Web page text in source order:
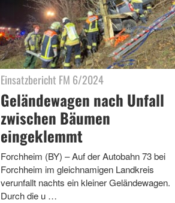
Einsatzbericht FM 6/2024
Geländewagen nach Unfall
zwischen Bäumen
eingeklemmt
Forchheim (BY) – Auf der Autobahn 73 bei
Forchheim im gleichnamigen Landkreis
verunfallt nachts ein kleiner Geländewagen.
Durch die u …